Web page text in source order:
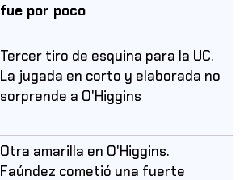
fue por poco
Tercer tiro de esquina para la UC.
La jugada en corto y elaborada no
sorprende a O'Higgins
Otra amarilla en O'Higgins.
Faúndez cometió una fuerte